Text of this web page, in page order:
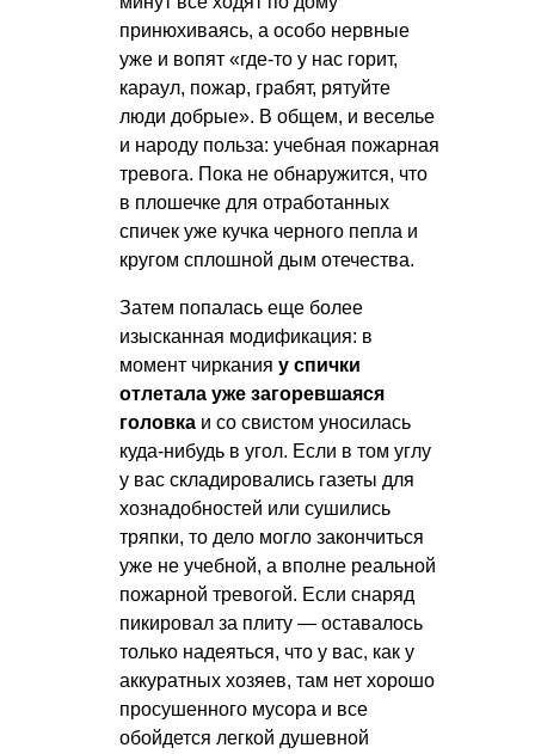
принюхиваясь, а особо нервные
уже и вопят «где-то у нас горит,
караул, пожар, грабят, рятуйте
люди добрые». В общем, и веселье
и народу польза: учебная пожарная
тревога. Пока не обнаружится, что
в плошечке для отработанных
спичек уже кучка черного пепла и
кругом сплошной дым отечества.
Затем попалась еще более
изысканная модификация: в
момент чиркания у спички
отлетала уже загоревшаяся
головка и со свистом уносилась
куда-нибудь в угол. Если в том углу
у вас складировались газеты для
хознадобностей или сушились
тряпки, то дело могло закончиться
уже не учебной, а вполне реальной
пожарной тревогой. Если снаряд
пикировал за плиту — оставалось
только надеяться, что у вас, как у
аккуратных хозяев, там нет хорошо
просушенного мусора и все
обойдется легкой душевной